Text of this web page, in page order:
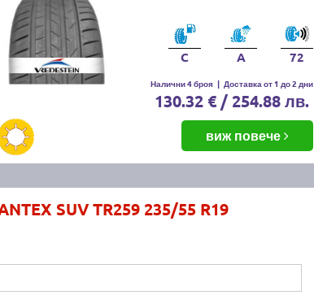
C A 72
Налични 4 броя | Доставка от 1 до 2 дни
130.32 € / 254.88 лв.
виж повече
SUV TR259 235/55 R19